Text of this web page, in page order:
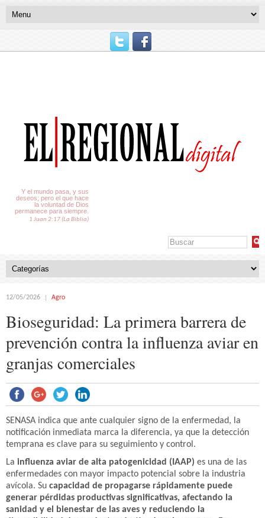
Y el mundo pasa, y sus
deseos; pero el que hace
la voluntad de Dios
permanece para siempre.
1 Juan 2:17 (La Biblia)
12/05/2026 Agro
Bioseguridad: La primera barrera de
prevención contra la influenza aviar en
granjas comerciales
SENASA indica que ante cualquier signo de la enfermedad, la
notificación inmediata marca la diferencia, ya que la detección
temprana es clave para su seguimiento y control.
La influenza aviar de alta patogenicidad (IAAP) es una de las
enfermedades con mayor impacto potencial sobre la industria
avícola. Su capacidad de propagarse rápidamente puede
generar pérdidas productivas significativas, afectando la
sanidad y el bienestar de las aves y reduciendo la